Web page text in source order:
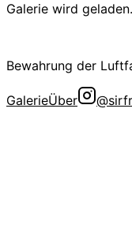
Galerie wird
Bewahrung der
GalerieÜber